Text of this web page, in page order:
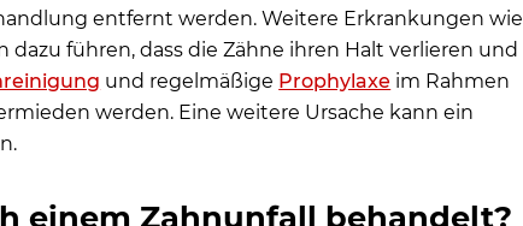
entfernt werden. Weitere Erkrankungen wie
führen, dass die Zähne ihren Halt verlieren und
und regelmäßige Prophylaxe im Rahmen
werden. Eine weitere Ursache kann ein
einem Zahnunfall behandelt?